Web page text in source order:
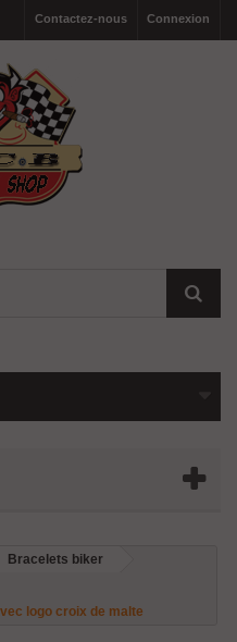
Connexion
Contactez-nous
Bracelets biker
logo croix de malte